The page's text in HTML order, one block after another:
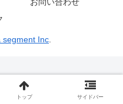
segment Inc
トップ サイドバー